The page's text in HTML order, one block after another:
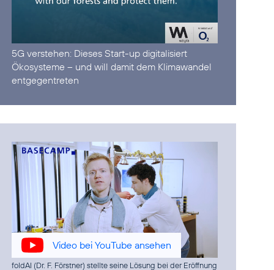
5G verstehen: Dieses Start-up digitalisiert
Ökosysteme – und will damit dem Klimawandel
entgegentreten
Video bei YouTube ansehen
foldAI (Dr. F. Förstner) stellte seine Lösung bei der Eröffnung